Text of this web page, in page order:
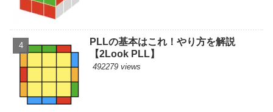
PLLの基本はこれ！やり方を解説
【2Look PLL】
492279 views